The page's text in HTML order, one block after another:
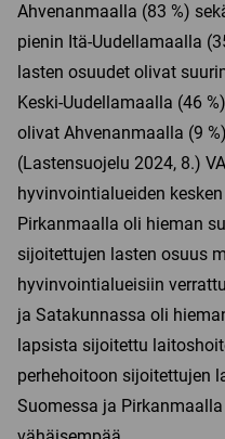
Ahvenanmaalla (83 %)
pienin Itä-Uudellamaalla
lasten osuudet olivat
Keski-Uudellamaalla (46
olivat Ahvenanmaalla (9
(Lastensuojelu 2024, 8.)
hyvinvointialueiden
Pirkanmaalla oli hieman
sijoitettujen lasten osuus
hyvinvointialueisiin
ja Satakunnassa oli
lapsista sijoitettu
perhehoitoon sijoitettujen
Suomessa ja